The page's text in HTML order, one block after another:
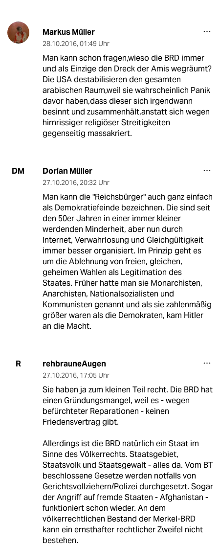
Markus Müller
28.10.2016, 01:49 Uhr
Man kann schon fragen,wieso die BRD immer
und als Einzige den Dreck der Amis wegräumt?
Die USA destabilisieren den gesamten
arabischen Raum,weil sie wahrscheinlich Panik
davor haben,dass dieser sich irgendwann
besinnt und zusammenhält,anstatt sich wegen
hirnrissiger religiöser Streitigkeiten
gegenseitig massakriert.
DM Dorian Müller
27.10.2016, 20:32 Uhr
Man kann die "Reichsbürger" auch ganz einfach
als Demokratiefeinde bezeichnen. Die sind seit
den 50er Jahren in einer immer kleiner
werdenden Minderheit, aber nun durch
Internet, Verwahrlosung und Gleichgültigkeit
immer besser organisiert. Im Prinzip geht es
um die Ablehnung von freien, gleichen,
geheimen Wahlen als Legitimation des
Staates. Früher hatte man sie Monarchisten,
Anarchisten, Nationalsozialisten und
Kommunisten genannt und als sie zahlenmäßig
größer waren als die Demokraten, kam Hitler
an die Macht.
R rehbrauneAugen
27.10.2016, 17:05 Uhr
Sie haben ja zum kleinen Teil recht. Die BRD hat
einen Gründungsmangel, weil es - wegen
befürchteter Reparationen - keinen
Friedensvertrag gibt.
Allerdings ist die BRD natürlich ein Staat im
Sinne des Völkerrechts. Staatsgebiet,
Staatsvolk und Staatsgewalt - alles da. Vom BT
beschlossene Gesetze werden notfalls von
Gerichtsvollziehern/Polizei durchgesetzt. Sogar
der Angriff auf fremde Staaten - Afghanistan -
funktioniert schon wieder. An dem
völkerrechtlichen Bestand der Merkel-BRD
kann ein ernsthafter rechtlicher Zweifel nicht
bestehen.